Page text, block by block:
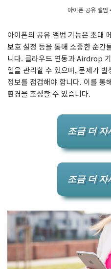
아이폰 공유 앨범
아이폰의 공유 앨범 기능은 초대
보호 설정 등을 통해 소중한 순간
니다. 클라우드 연동과 Airdrop
일을 관리할 수 있으며, 문제가
정보를 점검해야 합니다. 이를 통
환경을 조성할 수 있습니다.
조금 더 자
조금 더 자